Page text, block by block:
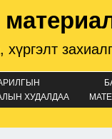
ХУДАЛДАА